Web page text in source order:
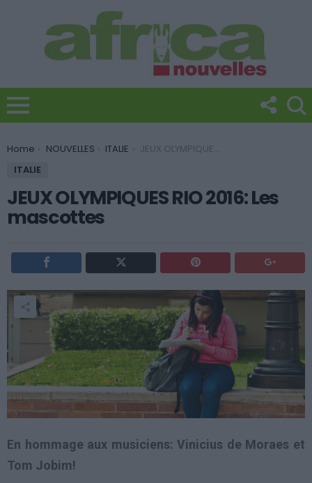
You are here:
Home NOUVELLES ITALIE
JEUX OLYMPIQUES RIO 2016: Les mascottes
ITALIE
JEUX OLYMPIQUES RIO 2016: Les
mascottes
En hommage aux musiciens: Vinicius de Moraes et
Tom Jobim!